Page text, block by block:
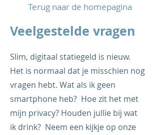
Terug naar de homepagina
Veelgestelde vragen
Slim, digitaal statiegeld is nieuw.
Het is normaal dat je misschien nog
vragen hebt. Wat als ik geen
smartphone heb? Hoe zit het met
mijn privacy? Houden jullie bij wat
ik drink? Neem een kijkje op onze